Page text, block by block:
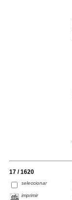
17 / 1620
seleccionar
imprimir